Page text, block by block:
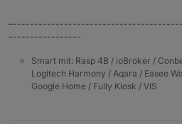
-----------------
Smart mit: Rasp 4B / ioBroker /
Logitech Harmony / Aqara / Easee
Google Home / Fully Kiosk / VIS